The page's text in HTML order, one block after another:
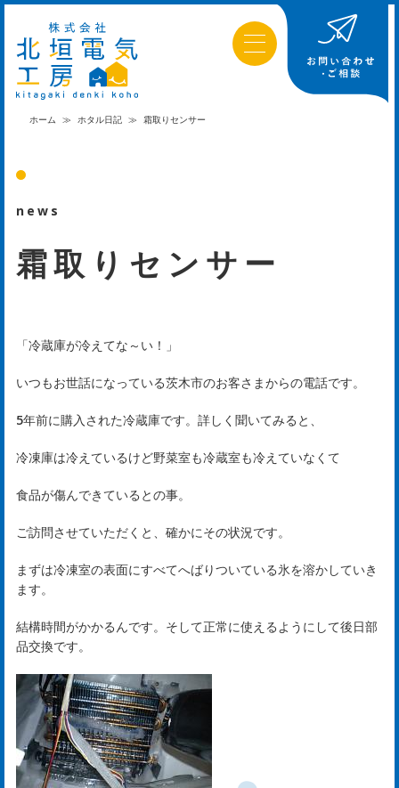
ホーム ≫ ホタル日記 ≫ 霜取りセンサー
news
霜取りセンサー
「冷蔵庫が冷えてな～い！」
いつもお世話になっている茨木市のお客さまからの電話です。
5年前に購入された冷蔵庫です。詳しく聞いてみると、
冷凍庫は冷えているけど野菜室も冷蔵室も冷えていなくて
食品が傷んできているとの事。
ご訪問させていただくと、確かにその状況です。
まずは冷凍室の表面にすべてへばりついている氷を溶かしていき
ます。
結構時間がかかるんです。そして正常に使えるようにして後日部
品交換です。